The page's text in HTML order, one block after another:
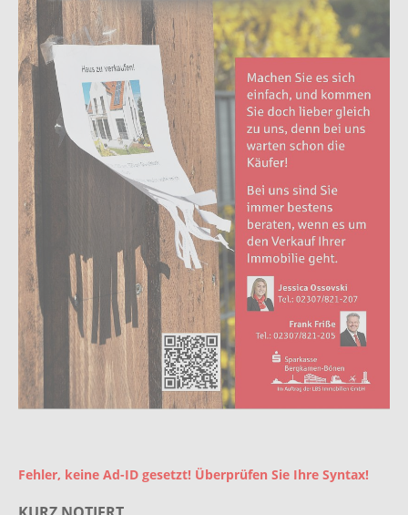
Fehler, keine Ad-ID gesetzt! Überprüfen Sie Ihre Syntax!